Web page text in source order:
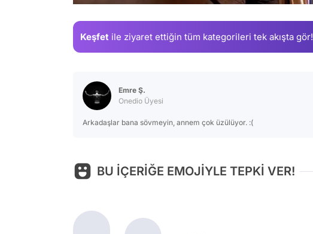
Keşfet ile ziyaret ettiğin tüm kategorileri tek akışta gör!
Emre Ş.
Onedio Üyesi
Arkadaşlar bana sövmeyin, annem çok üzülüyor. :(
BU İÇERİĞE EMOJİYLE TEPKİ VER!